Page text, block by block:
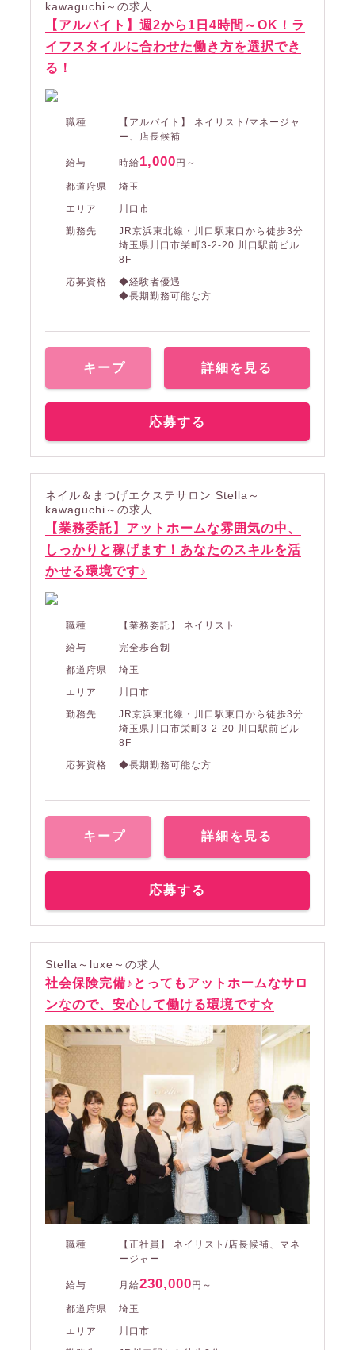
kawaguchi～の求人
【アルバイト】週2から1日4時間～OK！ラ
イフスタイルに合わせた働き方を選択でき
る！
職種
【アルバイト】 ネイリスト/マネージャ
ー、店長候補
給与 時給1,000 円～
都道府県
埼玉
エリア
川口市
勤務先
JR京浜東北線・川口駅東口から徒歩3分
埼玉県川口市栄町3-2-20 川口駅前ビル
8F
応募資格
◆経験者優遇
◆長期勤務可能な方
キープ 詳細を見る
応募する
ネイル＆まつげエクステサロン Stella～
kawaguchi～の求人
【業務委託】アットホームな雰囲気の中、
しっかりと稼げます！あなたのスキルを活
かせる環境です♪
職種
【業務委託】 ネイリスト
給与
完全歩合制
都道府県
埼玉
エリア
川口市
勤務先
JR京浜東北線・川口駅東口から徒歩3分
埼玉県川口市栄町3-2-20 川口駅前ビル
8F
応募資格
◆長期勤務可能な方
キープ 詳細を見る
応募する
Stella～luxe～の求人
社会保険完備♪とってもアットホームなサロ
ンなので、安心して働ける環境です☆
職種
【正社員】 ネイリスト/店長候補、マネ
ージャー
給与 月給230,000円～
都道府県
埼玉
エリア
川口市